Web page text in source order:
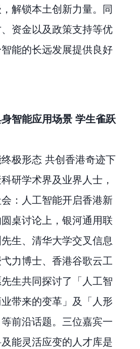
解锁本土创新力量。同
资金以及政策支持等优
能的长远发展提供良好
智能应用场景 学生雀跃
终极形态 共创香港奇迹下
研学术界及业界人士，
：人工智能开启香港新
桌讨论上，银河通用联
生、清华大学交叉信息
力博士、香港谷歌云工
生共同探讨了「人工智
带来的变革」及「人形
前沿话题。三位嘉宾一
能灵活应变的人才库是